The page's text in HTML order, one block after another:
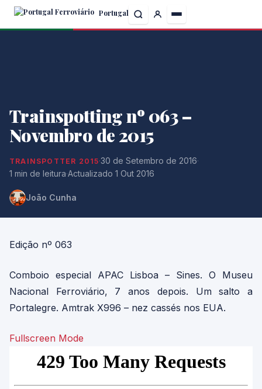
Skip
Portugal
Trainspotting nº 063 –
Novembro de 2015
TRAINSPOTTER 2015·30 de Setembro de 2016·
1 min de leitura·Actualizado 1 Out 2016
João Cunha
Edição nº 063
Comboio especial APAC Lisboa – Sines. O Museu
Nacional Ferroviário, 7 anos depois. Um salto a
Portalegre. Amtrak X996 – nez cassés nos EUA.
Fullscreen Mode